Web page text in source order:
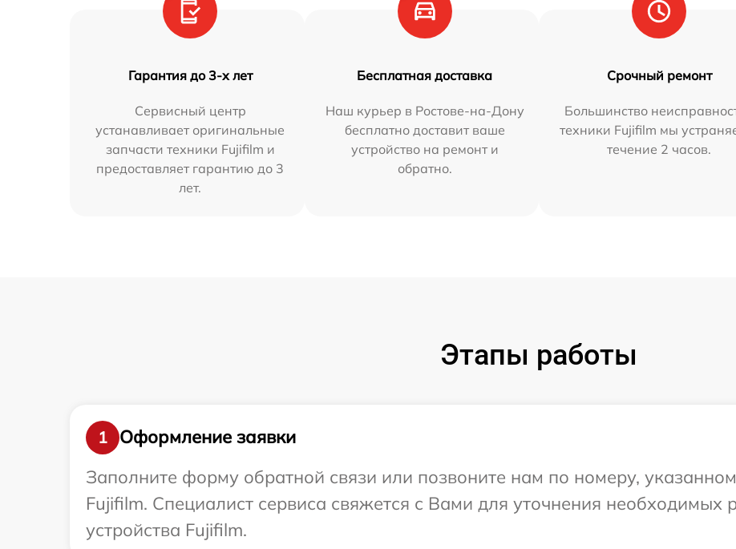
Гарантия до 3-х лет
Сервисный центр
устанавливает оригинальные
запчасти техники Fujifilm и
предоставляет гарантию до 3
лет.
Бесплатная доставка
Наш курьер в Ростове-на-Дону
бесплатно доставит ваше
устройство на ремонт и
обратно.
Срочный ремонт
Большинство
техники Fujifilm мы
течение 2 часов.
Этапы работы
1
Оформление заявки
Заполните форму обратной связи или позвоните нам по номеру,
Fujifilm. Специалист сервиса свяжется с Вами для уточнения необходимых
устройства Fujifilm.